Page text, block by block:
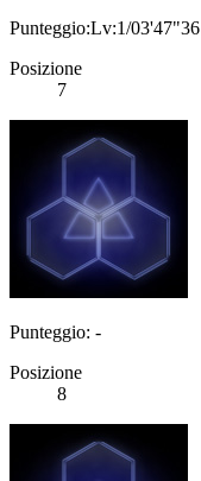
Punteggio:Lv:1/03'47"36
Posizione
7
Punteggio: -
Posizione
8